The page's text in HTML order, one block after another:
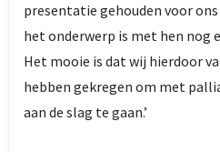
presentatie gehouden voor
het onderwerp is met hen nog
Het mooie is dat wij hierdoor
hebben gekregen om met
aan de slag te gaan.’